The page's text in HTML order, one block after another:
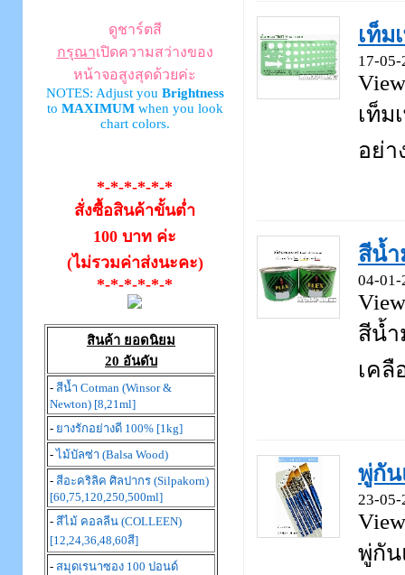
ดูชาร์ตสี
กรุณาเปิดความสว่างของ
หน้าจอสูงสุดด้วยค่ะ
NOTES: Adjust you Brightness
to MAXIMUMwhen you look
chart colors.
*-*-*-*-*-*
สั่งซื้อสินค้าขั้นต่ำ
100 บาท ค่ะ
(ไม่รวมค่าส่งนะคะ)
*-*-*-*-*-*
สินค้า ยอดนิยม
20 อันดับ
- สีน้ำ Cotman (Winsor &
Newton) [8,21ml]
- ยางรักอย่างดี 100% [1kg]
-ไม้บัลซ่า (Balsa Wood)
- สีอะคริลิค ศิลปากร (Silpakorn)
[60,75,120,250,500ml]
- สีไม้ คอลลีน (COLLEEN)
[12,24,36,48,60สี]
- สมุดเรนาซอง 100 ปอนด์
เท็ม
17-05-
เท็ม
อย่า
สีน้ำ
04-01-
สีน้ำ
เคลื
พู่กัน
23-05-
พู่กัน